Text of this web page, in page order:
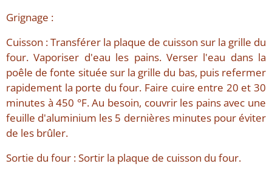
Grignage :
Cuisson : Transférer la plaque de cuisson sur la grille du
four. Vaporiser d'eau les pains. Verser l'eau dans la
poêle de fonte située sur la grille du bas, puis refermer
rapidement la porte du four. Faire cuire entre 20 et 30
minutes à 450 °F. Au besoin, couvrir les pains avec une
feuille d'aluminium les 5 dernières minutes pour éviter
de les brûler.
Sortie du four : Sortir la plaque de cuisson du four.